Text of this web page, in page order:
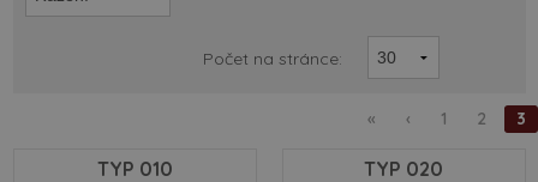
Počet na stránce:
« ‹ 1 2 3
TYP 010 TYP 020